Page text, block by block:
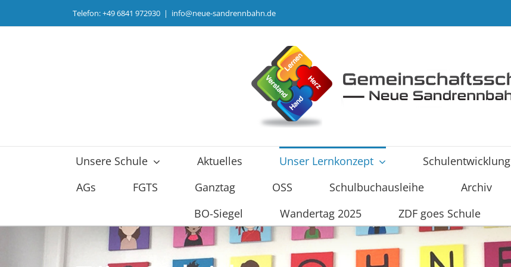
Telefon: +49 6841 972930 | info@neue-sandrennbahn.de
Unsere Schule Aktuelles Unser Lernkonzept Schulentwicklung
AGs
FGTS Ganztag OSS Schulbuchausleihe Archiv
BO-Siegel
Wandertag 2025 ZDF goes Schule